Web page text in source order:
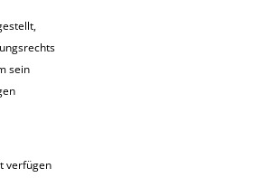
sein
verfügen